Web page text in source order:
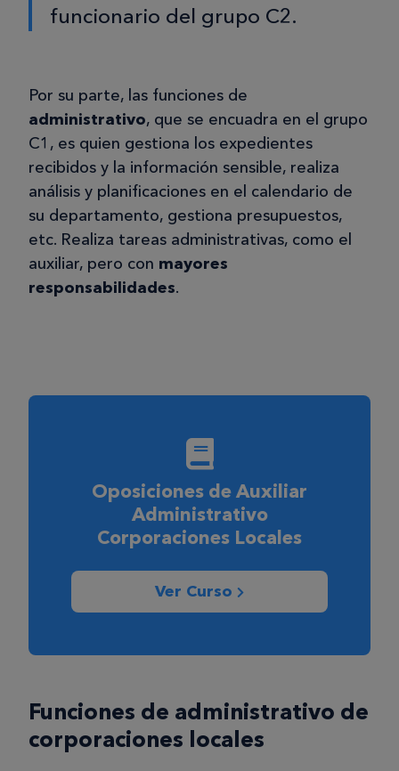
funcionario del grupo C2.
Por su parte, las funciones de
administrativo, que se encuadra en el grupo
C1, es quien gestiona los expedientes
recibidos y la información sensible, realiza
análisis y planificaciones en el calendario de
su departamento, gestiona presupuestos,
etc. Realiza tareas administrativas, como el
auxiliar, pero con mayores
responsabilidades.
Oposiciones de Auxiliar
Administrativo
Corporaciones Locales
Ver Curso
Funciones de administrativo de
corporaciones locales